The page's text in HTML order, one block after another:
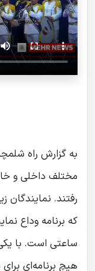
به گزارش راه
مختلف داخلی و
رفتند. نمایندگان
که برنامه وداع
ساعتی است. با
هیچ برنامه‌ای